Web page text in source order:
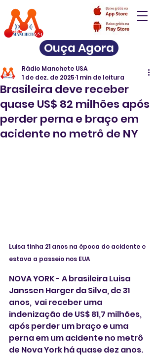
Ouça Agora
Brasileira deve receber
quase US$ 82 milhões após
perder perna e braço em
acidente no metrô de NY
Rádio Manchete USA
1 de dez. de 2025 1 min de leitura
Luisa tinha 21 anos na época do acidente e
estava a passeio nos EUA
NOVA YORK - A brasileira Luisa
Janssen Harger da Silva, de 31
anos,  vai receber uma
indenização de US$ 81,7 milhões,
após perder um braço e uma
perna em um acidente no metrô
de Nova York há quase dez anos.